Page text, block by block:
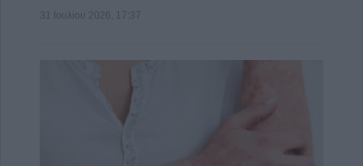
31 Ιουλίου 2026, 17:37